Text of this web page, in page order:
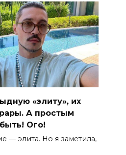
«элиту», их
А простым
Ого!
— элита. Но я заметила,